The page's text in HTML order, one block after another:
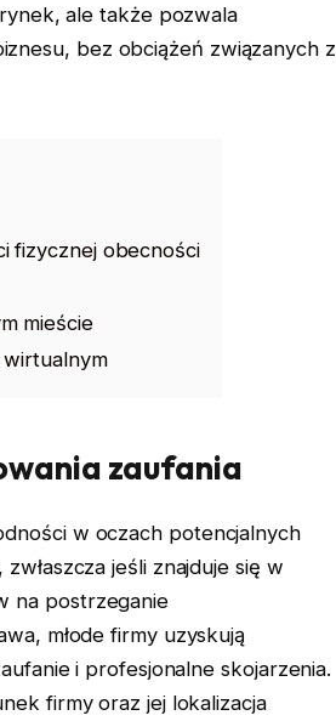
ale także pozwala
bez obciążeń związanych z
fizycznej obecności
mieście
wirtualnym
zaufania
w oczach potencjalnych
jeśli znajduje się w
na postrzeganie
młode firmy uzyskują
i profesjonalne skojarzenia.
firmy oraz jej lokalizacja